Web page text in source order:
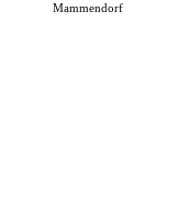
Mammendorf